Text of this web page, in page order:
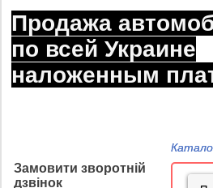
Продажа
по всей Украине
наложенным
Замовити зворотній
дзвінок